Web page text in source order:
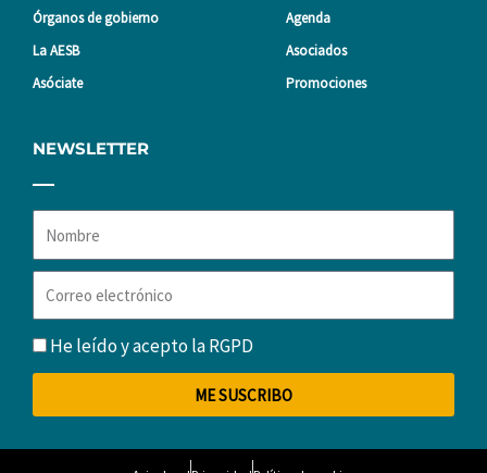
Órganos de gobierno
La AESB
Asóciate
Agenda
Asociados
Promociones
NEWSLETTER
Nombre
Correo
electrónico
RGPDHe leído y acepto laRGPD
ME SUSCRIBO